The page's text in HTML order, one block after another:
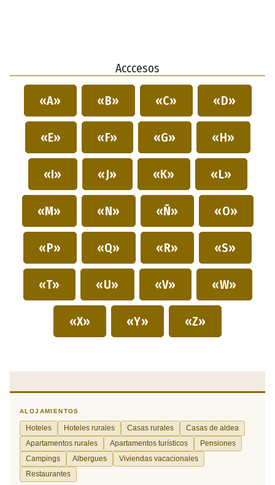
Acccesos
«A» «B» «C» «D»
«E» «F» «G» «H»
«I» «J» «K» «L»
«M» «N» «Ñ» «O»
«P» «Q» «R» «S»
«T» «U» «V» «W»
«X» «Y» «Z»